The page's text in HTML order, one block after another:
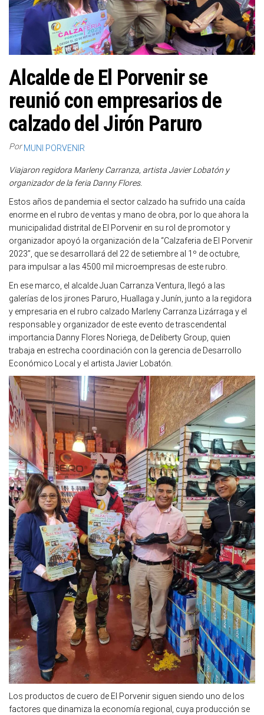
Alcalde de El Porvenir se
reunió con empresarios de
calzado del Jirón Paruro
Por MUNI PORVENIR
Viajaron regidora Marleny Carranza, artista Javier Lobatón y
organizador de la feria Danny Flores.
Estos años de pandemia el sector calzado ha sufrido una caída
enorme en el rubro de ventas y mano de obra, por lo que ahora la
municipalidad distrital de El Porvenir en su rol de promotor y
organizador apoyó la organización de la “Calzaferia de El Porvenir
2023”, que se desarrollará del 22 de setiembre al 1º de octubre,
para impulsar a las 4500 mil microempresas de este rubro.
En ese marco, el alcalde Juan Carranza Ventura, llegó a las
galerías de los jirones Paruro, Huallaga y Junín, junto a la regidora
y empresaria en el rubro calzado Marleny Carranza Lizárraga y el
responsable y organizador de este evento de trascendental
importancia Danny Flores Noriega, de Deliberty Group, quien
trabaja en estrecha coordinación con la gerencia de Desarrollo
Económico Local y el artista Javier Lobatón.
Los productos de cuero de El Porvenir siguen siendo uno de los
factores que dinamiza la economía regional, cuya producción se